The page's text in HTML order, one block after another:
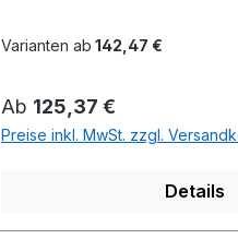
Varianten ab 142,47 €
Regulärer Preis:
Ab 125,37 €
Preise inkl. MwSt. zzgl.
Details